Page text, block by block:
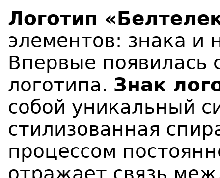
Логотип
элементов: знака и
Впервые появилась
логотипа. Знак
собой уникальный
стилизованная
процессом
отражает связь